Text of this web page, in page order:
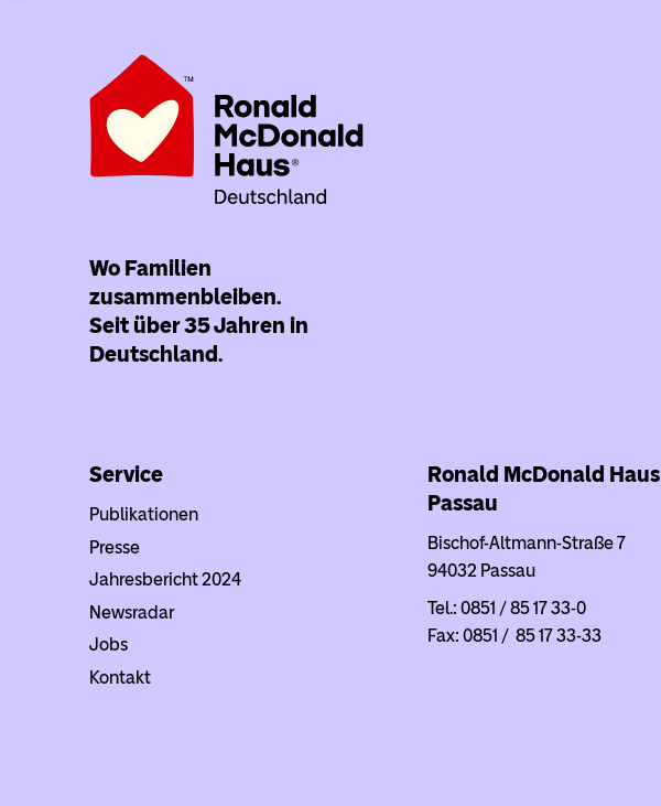
Wo Familien
zusammenbleiben.
Seit über 35 Jahren in
Deutschland.
Service
Publikationen
Presse
Jahresbericht 2024
Newsradar
Jobs
Kontakt
Ronald McDonald Haus
Passau
Bischof-Altmann-Straße 7
94032 Passau
Tel.: 0851 / 85 17 33-0
Fax: 0851 / 85 17 33-33